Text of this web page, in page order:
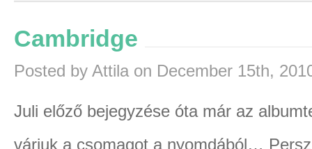
Cambridge
Posted by Attila on December 15th,
Juli előző bejegyzése óta már az
várjuk a csomagot a nyomdából…